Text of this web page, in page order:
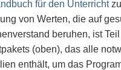
für den Unterricht
von Werten, die auf
beruhen, ist
(oben), das alle
enthält, um das